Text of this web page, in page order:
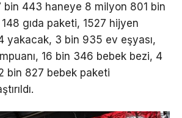
bin 443 haneye 8 milyon 801 bin
gıda paketi, 1527 hijyen
yakacak, 3 bin 935 ev eşyası,
16 bin 346 bebek bezi, 4
bin 827 bebek paketi